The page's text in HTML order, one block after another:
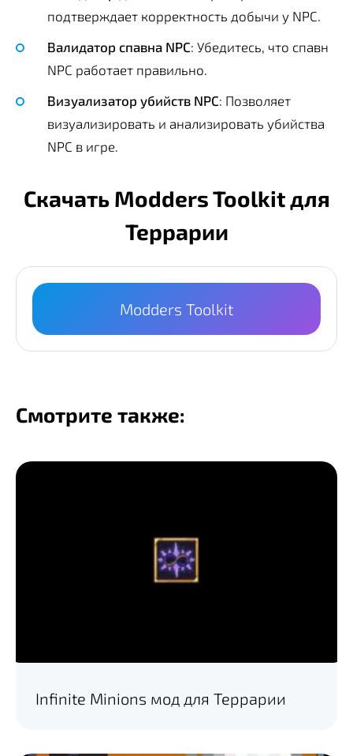
подтверждает корректность добычи у NPC.
Валидатор спавна NPC: Убедитесь, что спавн
NPC работает правильно.
Визуализатор убийств NPC: Позволяет
визуализировать и анализировать убийства
NPC в игре.
Скачать Modders Toolkit для
Террарии
Modders Toolkit
Смотрите также:
Infinite Minions мод для Террарии